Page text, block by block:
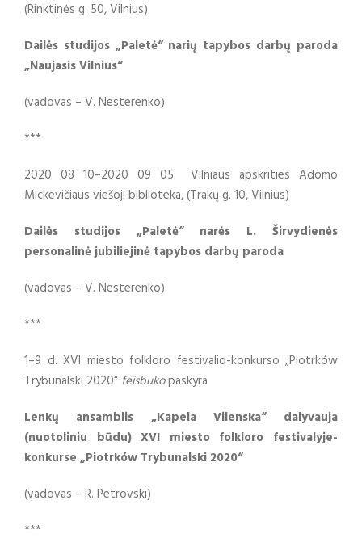
(Rinktinės g. 50, Vilnius)
Dailės studijos „Paletė“ narių tapybos darbų paroda
„Naujasis Vilnius“
(vadovas – V. Nesterenko)
***
2020 08 10–2020 09 05 Vilniaus apskrities Adomo
Mickevičiaus viešoji biblioteka, (Trakų g. 10, Vilnius)
Dailės studijos „Paletė“ narės L. Širvydienės
personalinė jubiliejinė tapybos darbų paroda
(vadovas – V. Nesterenko)
***
1–9 d. XVI miesto folkloro festivalio-konkurso „Piotrków
Trybunalski 2020“ feisbukopaskyra
Lenkų ansamblis „Kapela Vilenska“ dalyvauja
(nuotoliniu būdu) XVI miesto folkloro festivalyje-
konkurse „Piotrków Trybunalski 2020“
(vadovas – R. Petrovski)
***